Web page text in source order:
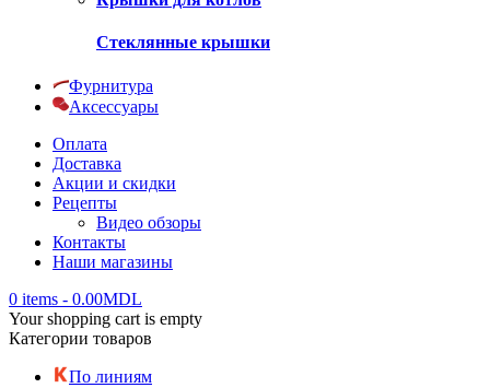
Стеклянные крышки
Фурнитура
Аксессуары
Оплата
Доставка
Акции и скидки
Рецепты
Видео обзоры
Контакты
Наши магазины
0 items - 0.00MDL
Your shopping cart is empty
Категории товаров
По линиям